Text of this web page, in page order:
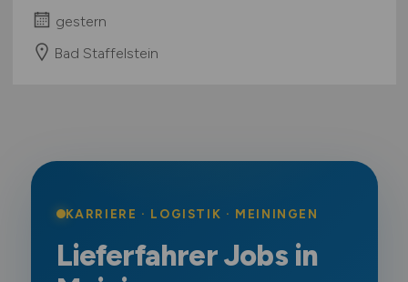
gestern
Bad Staffelstein
KARRIERE · LOGISTIK · MEININGEN
Lieferfahrer Jobs in